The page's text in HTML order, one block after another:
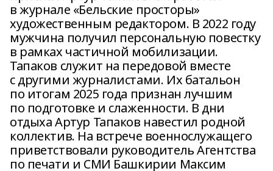
в журнале «Бельские просторы»
художественным редактором. В 2022 году
мужчина получил персональную повестку
в рамках частичной мобилизации.
Тапаков служит на передовой вместе
с другими журналистами. Их батальон
по итогам 2025 года признан лучшим
по подготовке и слаженности. В дни
отдыха Артур Тапаков навестил родной
коллектив. На встрече военнослужащего
приветствовали руководитель Агентства
по печати и СМИ Башкирии Максим